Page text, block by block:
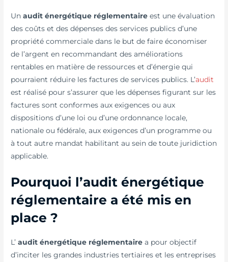
Unaudit énergétique réglementaire est une évaluation
des coûts et des dépenses des services publics d’une
propriété commerciale dans le but de faire économiser
de l’argent en recommandant des améliorations
rentables en matière de ressources et d’énergie qui
pourraient réduire les factures de services publics. L’audit
est réalisé pour s’assurer que les dépenses figurant sur les
factures sont conformes aux exigences ou aux
dispositions d’une loi ou d’une ordonnance locale,
nationale ou fédérale, aux exigences d’un programme ou
à tout autre mandat habilitant au sein de toute juridiction
applicable.
Pourquoi l’audit énergétique
réglementaire a été mis en
place ?
L’audit énergétique réglementaire a pour objectif
d’inciter les grandes industries tertiaires et les entreprises